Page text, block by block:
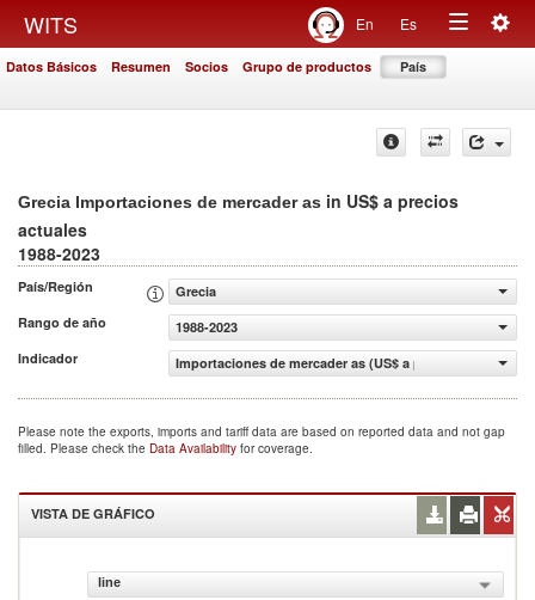
WITS En Es
Toggle
Datos Básicos Resumen Socios Grupo de productos País
Grecia Importaciones de mercader as in US$ a precios
actuales
1988-2023
País/Región
Grecia
Rango de año
1988-2023
Indicador
Importaciones de mercader as (US$ a precios actuales)
Please note the exports, imports and tariff data are based on reported data and not gap
filled. Please check the Data Availability for coverage.
VISTA DE GRÁFICO
line